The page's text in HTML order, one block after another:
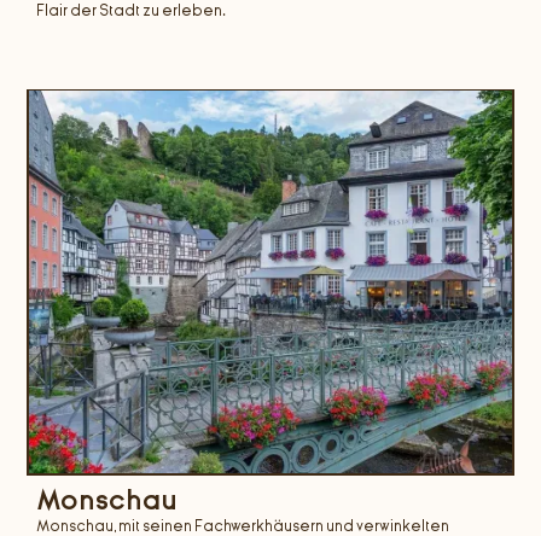
Flair der Stadt zu erleben.
Monschau
Monschau, mit seinen Fachwerkhäusern und verwinkelten